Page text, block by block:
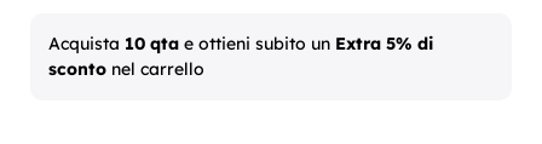
Acquista 10 qta e ottieni subito un Extra 5% di
sconto nel carrello